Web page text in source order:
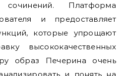
сочинений. Платформа
и предоставляет
которые упрощают
высококачественных
образ Печерина очень